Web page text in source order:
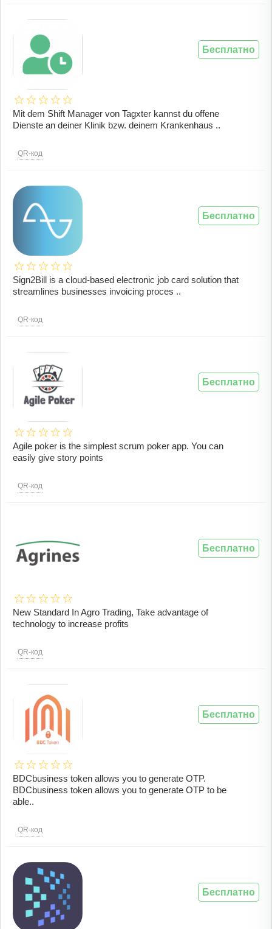
Mit dem Shift Manager von Tagxter kannst du offene
Dienste an deiner Klinik bzw. deinem Krankenhaus ..
QR-код
Бесплатно
Sign2Bill is a cloud-based electronic job card solution that
streamlines businesses invoicing proces ..
QR-код
Бесплатно
Agile poker is the simplest scrum poker app. You can
easily give story points
QR-код
Бесплатно
New Standard In Agro Trading, Take advantage of
technology to increase profits
QR-код
Бесплатно
BDCbusiness token allows you to generate OTP.
BDCbusiness token allows you to generate OTP to be
able..
QR-код
Бесплатно
Бесплатно